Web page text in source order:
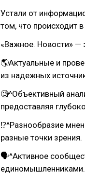
Устали от
том, что происходит
«Важное. Новости» —
🌎Актуальные и
из надежных
🧐^Объективный
предоставляя
⁉^Разнообразие
разные точки зрения.
🗣^Активное
единомышленниками.